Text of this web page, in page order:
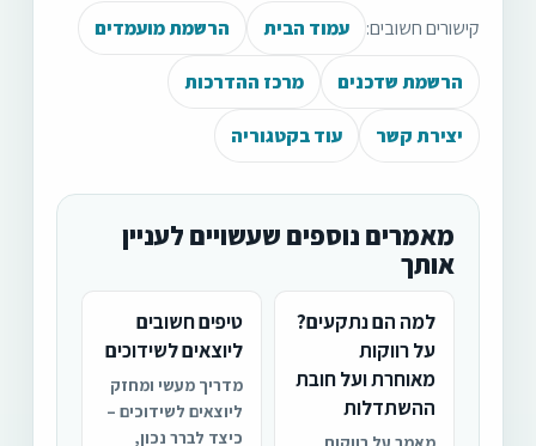
קישורים חשובים: עמוד הבית הרשמת מועמדים
הרשמת שדכנים מרכז ההדרכות
יצירת קשר עוד בקטגוריה
מאמרים נוספים שעשויים לעניין
אותך
למה הם נתקעים?
על רווקות
מאוחרת ועל חובת
ההשתדלות
טיפים חשובים
ליוצאים לשידוכים
מדריך מעשי ומחזק
ליוצאים לשידוכים –
כיצד לברר נכון,